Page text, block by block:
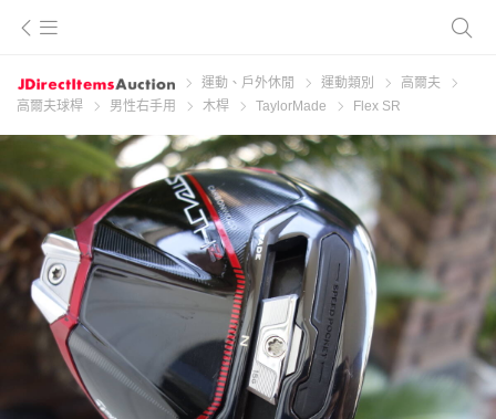
運動、戶外休閒 運動類別
高爾夫
高爾夫球桿
男性右手用 木桿 TaylorMade Flex SR